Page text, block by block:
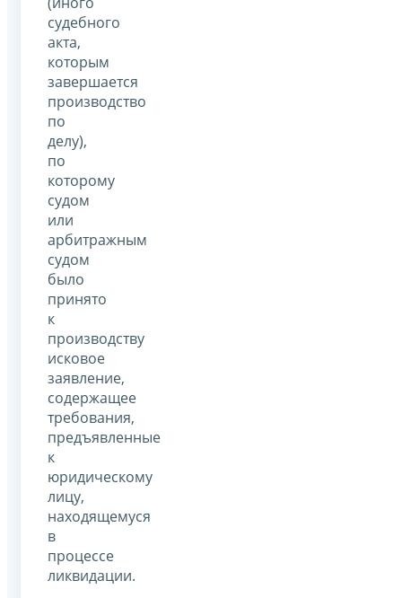
судебного
акта,
которым
завершается
производство
по
делу),
по
которому
судом
или
арбитражным
судом
было
принято
к
производству
исковое
заявление,
содержащее
требования,
предъявленные
к
юридическому
лицу,
находящемуся
в
процессе
ликвидации.